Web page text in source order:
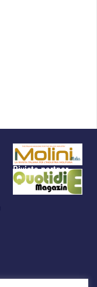
Rivista partner